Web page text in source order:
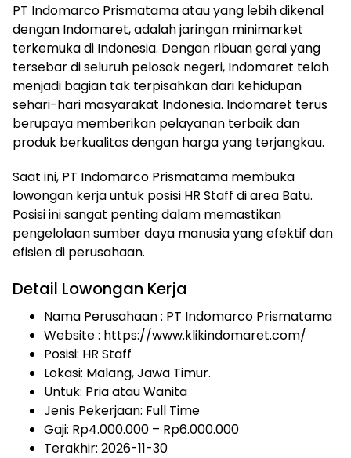
PT Indomarco Prismatama atau yang lebih dikenal
dengan Indomaret, adalah jaringan minimarket
terkemuka di Indonesia. Dengan ribuan gerai yang
tersebar di seluruh pelosok negeri, Indomaret telah
menjadi bagian tak terpisahkan dari kehidupan
sehari-hari masyarakat Indonesia. Indomaret terus
berupaya memberikan pelayanan terbaik dan
produk berkualitas dengan harga yang terjangkau.
Saat ini, PT Indomarco Prismatama membuka
lowongan kerja untuk posisi HR Staff di area Batu.
Posisi ini sangat penting dalam memastikan
pengelolaan sumber daya manusia yang efektif dan
efisien di perusahaan.
Detail Lowongan Kerja
Nama Perusahaan : PT Indomarco Prismatama
Website : https://www.klikindomaret.com/
Posisi: HR Staff
Lokasi: Malang, Jawa Timur.
Untuk: Pria atau Wanita
Jenis Pekerjaan: Full Time
Gaji: Rp4.000.000 – Rp6.000.000
Terakhir: 2026-11-30